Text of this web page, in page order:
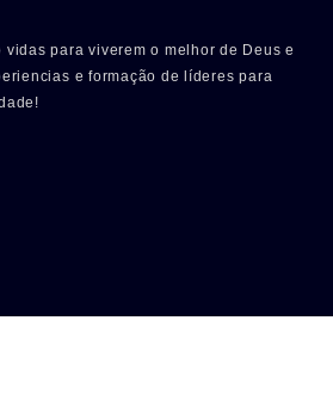
para viverem o melhor de Deus e
e formação de líderes para